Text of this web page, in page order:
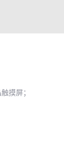
触摸屏；